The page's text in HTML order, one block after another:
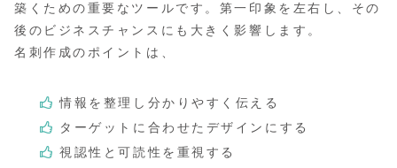
築くための重要なツールです。第一印象を左右し、その
後のビジネスチャンスにも大きく影響します。
名刺作成のポイントは、
情報を整理し分かりやすく伝える
ターゲットに合わせたデザインにする
視認性と可読性を重視する